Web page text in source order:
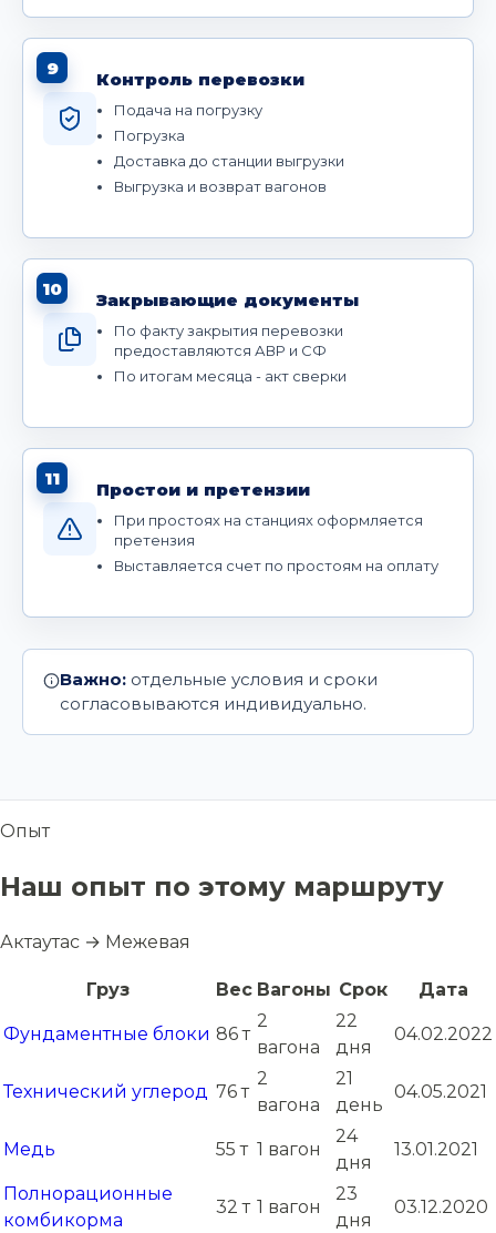
9
Контроль перевозки
Подача на погрузку
Погрузка
Доставка до станции выгрузки
Выгрузка и возврат вагонов
10
Закрывающие документы
По факту закрытия перевозки
предоставляются АВР и СФ
По итогам месяца - акт сверки
11
Простои и претензии
При простоях на станциях оформляется
претензия
Выставляется счет по простоям на оплату
Важно: отдельные условия и сроки
согласовываются индивидуально.
Опыт
Наш опыт по этому маршруту
Актаутас → Межевая
Груз Вес Вагоны Срок Дата
Фундаментные блоки 86 т
2
вагона
22
дня
04.02.2022
Технический углерод 76 т
2
вагона
21
день
04.05.2021
Медь 55 т 1 вагон
24
дня
13.01.2021
Полнорационные
комбикорма
32 т 1 вагон
23
дня
03.12.2020